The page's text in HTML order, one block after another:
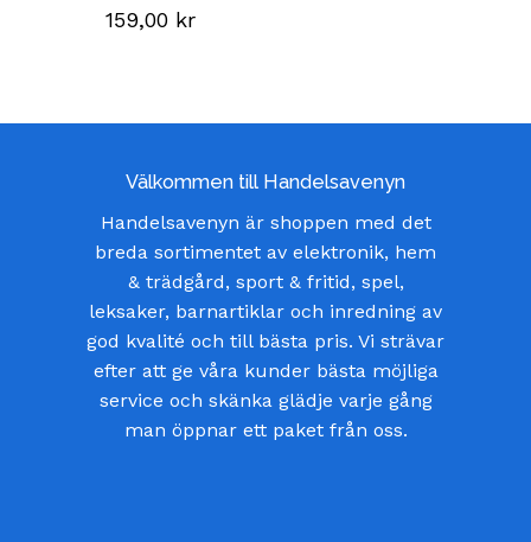
159,00 kr
Välkommen till Handelsavenyn
Handelsavenyn är shoppen med det
breda sortimentet av elektronik, hem
& trädgård, sport & fritid, spel,
leksaker, barnartiklar och inredning av
god kvalité och till bästa pris. Vi strävar
efter att ge våra kunder bästa möjliga
service och skänka glädje varje gång
man öppnar ett paket från oss.